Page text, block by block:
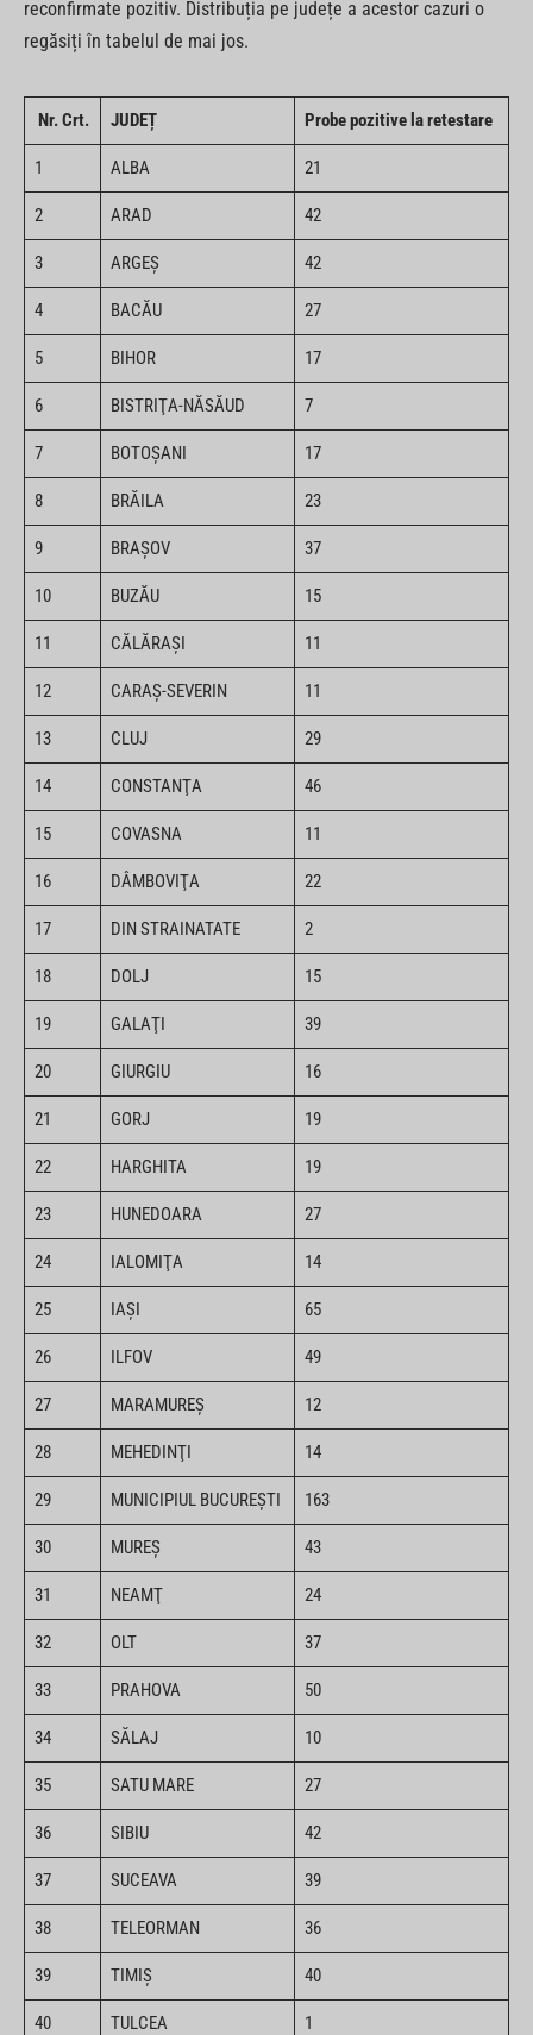
reconfirmate pozitiv. Distribuția pe județe a acestor cazuri o
regăsiți în tabelul de mai jos.
Nr. Crt. JUDEȚ Probe pozitive la retestare
1 ALBA 21
2 ARAD 42
3 ARGEŞ 42
4 BACĂU 27
5 BIHOR 17
6 BISTRIŢA-NĂSĂUD 7
7 BOTOŞANI 17
8 BRĂILA 23
9 BRAŞOV 37
10 BUZĂU 15
11 CĂLĂRAŞI 11
12 CARAŞ-SEVERIN 11
13 CLUJ 29
14 CONSTANŢA 46
15 COVASNA 11
16 DÂMBOVIŢA 22
17 DIN STRAINATATE 2
18 DOLJ 15
19 GALAŢI 39
20 GIURGIU 16
21 GORJ 19
22 HARGHITA 19
23 HUNEDOARA 27
24 IALOMIŢA 14
25 IAŞI 65
26 ILFOV 49
27 MARAMUREŞ 12
28 MEHEDINŢI 14
29 MUNICIPIUL BUCUREŞTI 163
30 MUREŞ 43
31 NEAMŢ 24
32 OLT 37
33 PRAHOVA 50
34 SĂLAJ 10
35 SATU MARE 27
36 SIBIU 42
37 SUCEAVA 39
38 TELEORMAN 36
39 TIMIŞ 40
40 TULCEA 1